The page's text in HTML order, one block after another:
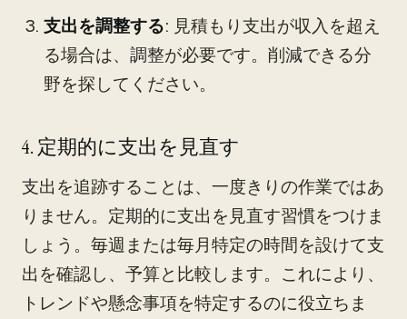
支出を調整する: 見積もり支出が収入を超え
る場合は、調整が必要です。削減できる分
野を探してください。
4. 定期的に支出を見直す
支出を追跡することは、一度きりの作業ではあ
りません。定期的に支出を見直す習慣をつけま
しょう。毎週または毎月特定の時間を設けて支
出を確認し、予算と比較します。これにより、
トレンドや懸念事項を特定するのに役立ちま